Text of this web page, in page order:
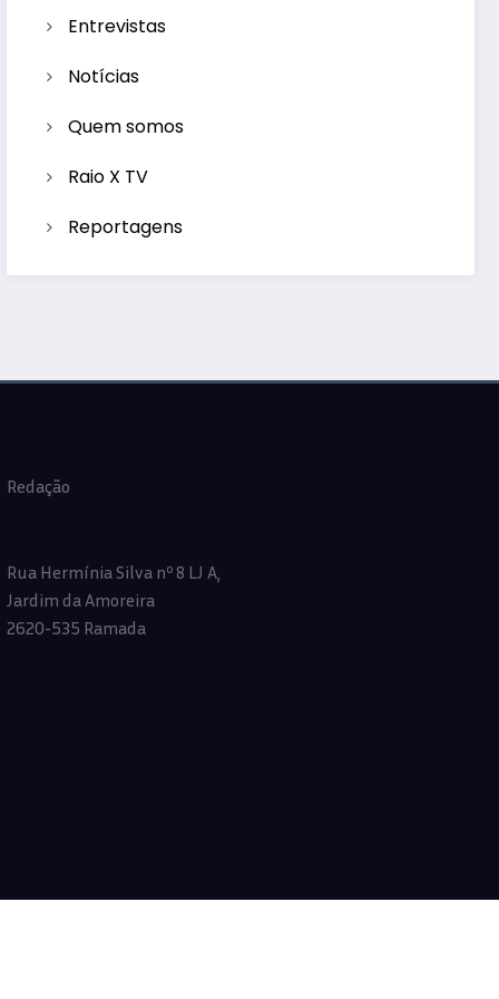
Entrevistas
Notícias
Quem somos
Raio X TV
Reportagens
Redação
Rua Hermínia Silva nº 8 LJ A,
Jardim da Amoreira
2620-535 Ramada